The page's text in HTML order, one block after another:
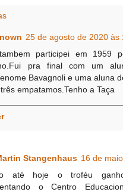
25 de agosto de 2020 às
participei em 1959
pra final com um
Bavagnoli e uma aluna
empatamos.Tenho a Taça
Stangenhaus 16 de
até hoje o troféu
o Centro